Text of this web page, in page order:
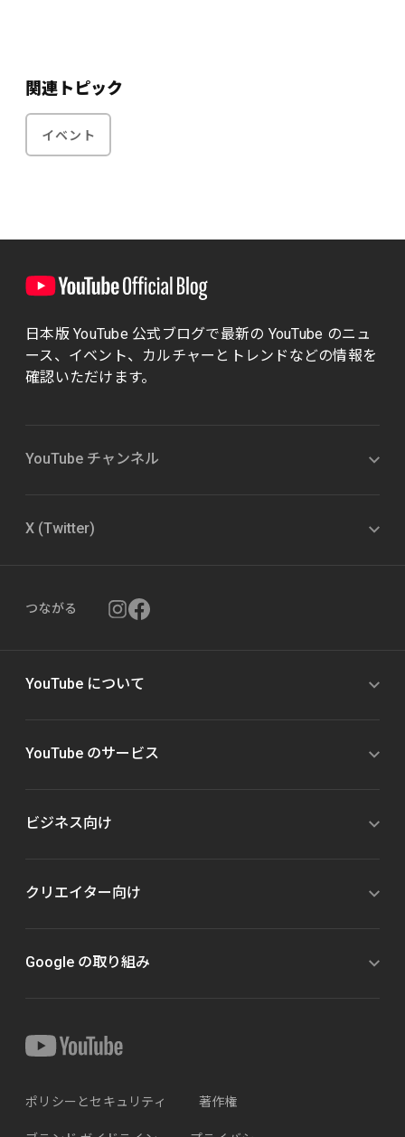
関連トピック
イベント
日本版 YouTube 公式ブログで最新の YouTube のニュ
ース、イベント、カルチャーとトレンドなどの情報を
確認いただけます。
YouTube チャンネル
X (Twitter)
つながる
YouTube について
YouTube のサービス
ビジネス向け
クリエイター向け
Google の取り組み
ポリシーとセキュリティ 著作権